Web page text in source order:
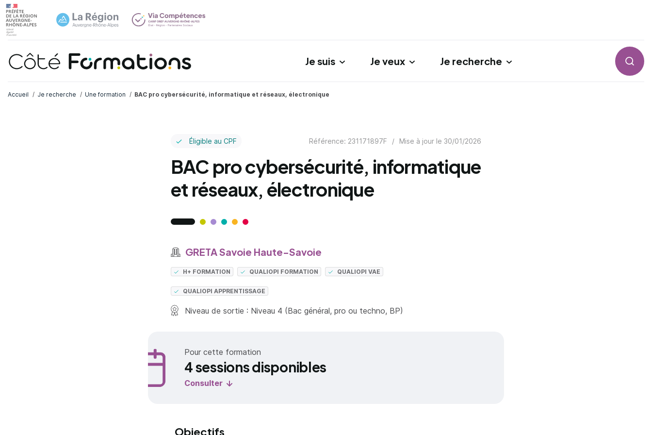
Je suis Je veux Je recherche
Accueil Je recherche Une formation BAC pro cybersécurité, informatique et réseaux, électronique
Éligible au CPF Référence: 231171897F / Mise à jour le 30/01/2026
BAC pro cybersécurité, informatique
et réseaux, électronique
GRETA Savoie Haute-Savoie
H+ FORMATION QUALIOPI FORMATION QUALIOPI VAE
QUALIOPI APPRENTISSAGE
Niveau de sortie : Niveau 4 (Bac général, pro ou techno, BP)
Pour cette formation
4 sessions disponibles
Consulter
Objectifs